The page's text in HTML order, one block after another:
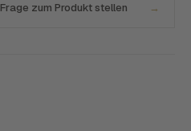
Frage zum Produkt stellen →